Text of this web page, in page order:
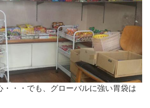
・・・でも、グローバルに強い胃袋は